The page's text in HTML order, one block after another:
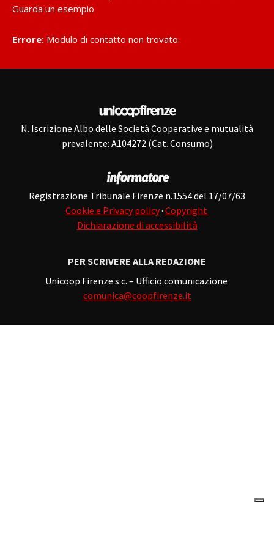
Guarda un esempio
Errore: Modulo di contatto non trovato.
N. Iscrizione Albo delle Società Cooperative e mutualità
prevalente: A104272 (Cat. Consumo)
Registrazione Tribunale Firenze n.1554 del 17/07/63
Cookie e Privacy policy· Copyright
Dichiarazione di accessibilità
PER SCRIVERE ALLA REDAZIONE
Unicoop Firenze s.c. – Ufficio comunicazione
comunica@coopfirenze.it